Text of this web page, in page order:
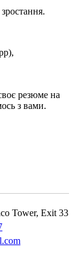
резюме на
з вами.
Tower, Exit 33